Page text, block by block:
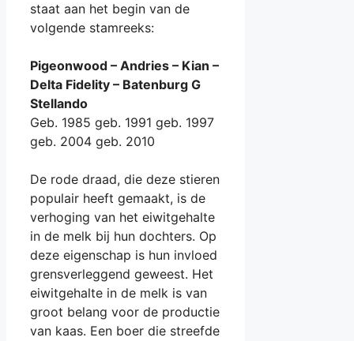
staat aan het begin van de
volgende stamreeks:
Pigeonwood – Andries – Kian –
Delta Fidelity – Batenburg G
Stellando
Geb. 1985 geb. 1991 geb. 1997
geb. 2004 geb. 2010
De rode draad, die deze stieren
populair heeft gemaakt, is de
verhoging van het eiwitgehalte
in de melk bij hun dochters. Op
deze eigenschap is hun invloed
grensverleggend geweest. Het
eiwitgehalte in de melk is van
groot belang voor de productie
van kaas. Een boer die streefde